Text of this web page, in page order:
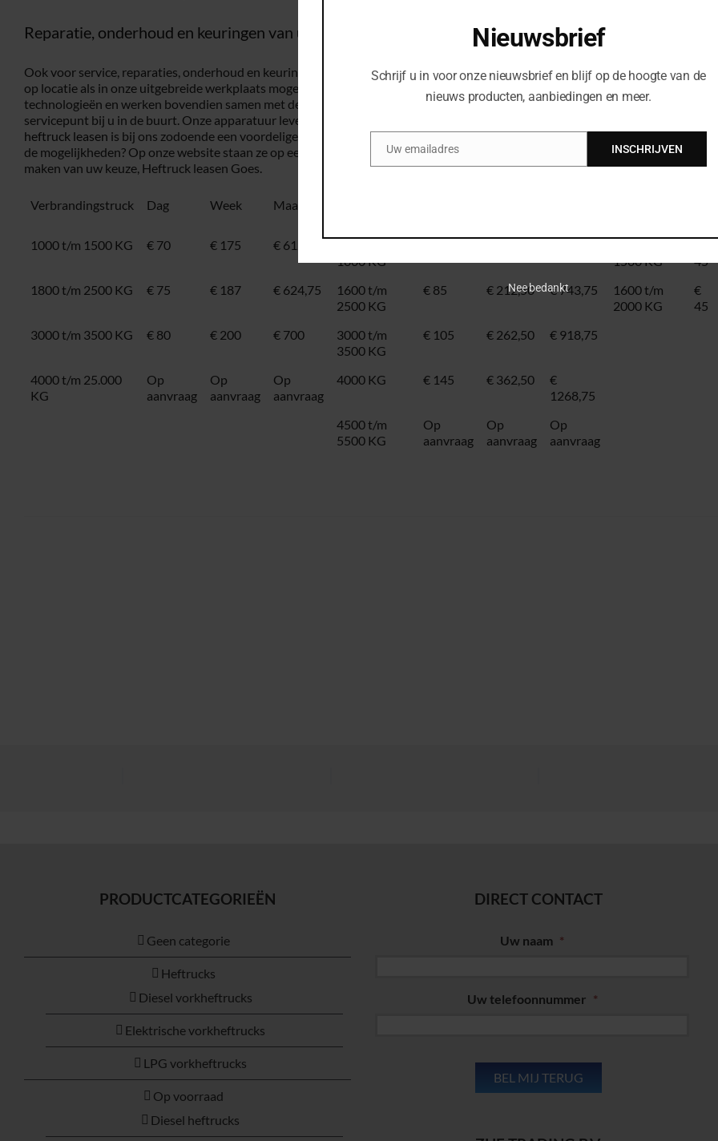
Reparatie, onderhoud en keuringen van uw machines
Ook voor service, reparaties, onderhoud en keuringen zit u bij ZHE goed. Dit is zowel bij u
op locatie als in onze uitgebreide werkplaats mogelijk. Wij werken met de nieuwste
technologieën en werken bovendien samen met dealers in het hele land. Zo zit er altijd een
servicepunt bij u in de buurt. Onze apparatuur leveren wij tegen een eerlijke prijs en een
heftruck leasen is bij ons zodoende een voordelige aangelegenheid. Bent u benieuwd naar
de mogelijkheden? Op onze website staan ze op een rijtje en wij adviseren u graag bij het
maken van uw keuze, Heftruck leasen Goes.
Verbrandingstruck Dag Week Maand
1000 t/m 1500 KG € 70 € 175 € 612,50
1600 KG
1500 KG
45
1800 t/m 2500 KG
€ 75 € 187 € 624,75
1600 t/m
2500 KG
€ 85 € 212,50 € 743,75
1600 t/m
2000 KG
€
45
3000 t/m 3500 KG € 80 € 200 € 700
3000 t/m
3500 KG
€ 105 € 262,50 € 918,75
4000 t/m 25.000
KG
Op
aanvraag
Op
aanvraag
Op
aanvraag
4000 KG € 145 € 362,50
€
1268,75
4500 t/m
5500 KG
Op
aanvraag
Op
aanvraag
Op
aanvraag
PRODUCTCATEGORIEËN
Geen categorie
Heftrucks
Diesel vorkheftrucks
Elektrische vorkheftrucks
LPG vorkheftrucks
Op voorraad
Diesel heftrucks
DIRECT CONTACT
Uw naam *
Uw telefoonnummer *
Nieuwsbrief
Schrijf u in voor onze nieuwsbrief en blijf op de hoogte van de
nieuws producten, aanbiedingen en meer.
EmailUw emailadres INSCHRIJVEN
Nee bedankt